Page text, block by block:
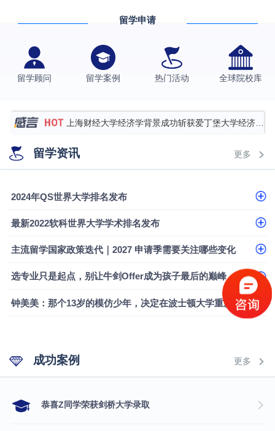
留学申请
留学顾问 留学案例 热门活动 全球院校库
格拉斯哥大学国际商务硕士录取案例
伯明翰大学数字媒体与创意产业硕士录取案例
Offer
上海财经大学经济学背景成功斩获爱丁堡大学经济学
硕士录取
数学背景的他，靠“供应链”故事敲开哥大、宾大之门
专科逆袭伦敦大学学院UCL录取案例解析
留学资讯 更多
2024年QS世界大学排名发布
最新2022软科世界大学学术排名发布
主流留学国家政策迭代｜2027 申请季需要关注哪些变化
选专业只是起点，别让牛剑Offer成为孩子最后的巅峰
钟美美：那个13岁的模仿少年，决定在波士顿大学重新定义自己
成功案例 更多
​恭喜Z同学荣获剑桥大学录取